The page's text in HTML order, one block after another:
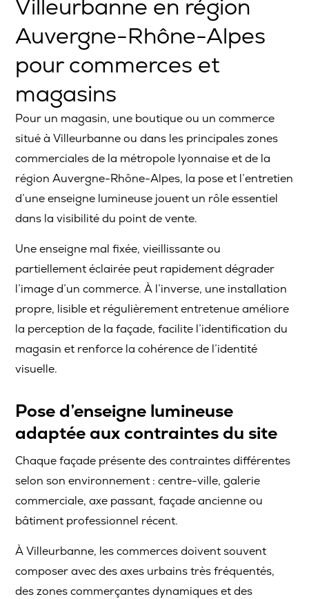
Villeurbanne en région
Auvergne-Rhône-Alpes
pour commerces et
magasins
Pour un magasin, une boutique ou un commerce
situé à Villeurbanne ou dans les principales zones
commerciales de la métropole lyonnaise et de la
région Auvergne-Rhône-Alpes, la pose et l’entretien
d’une enseigne lumineuse jouent un rôle essentiel
dans la visibilité du point de vente.
Une enseigne mal fixée, vieillissante ou
partiellement éclairée peut rapidement dégrader
l’image d’un commerce. À l’inverse, une installation
propre, lisible et régulièrement entretenue améliore
la perception de la façade, facilite l’identification du
magasin et renforce la cohérence de l’identité
visuelle.
Pose d’enseigne lumineuse
adaptée aux contraintes du site
Chaque façade présente des contraintes différentes
selon son environnement : centre-ville, galerie
commerciale, axe passant, façade ancienne ou
bâtiment professionnel récent.
À Villeurbanne, les commerces doivent souvent
composer avec des axes urbains très fréquentés,
des zones commerçantes dynamiques et des